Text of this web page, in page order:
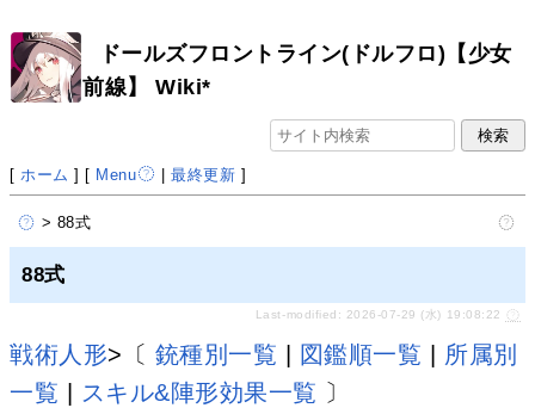
ドールズフロントライン(ドルフロ)【少女
前線】 Wiki*
[ ホーム ] [ Menu |最終更新 ]
> 88式
88式
Last-modified: 2026-07-29 (水) 19:08:22
戦術人形>〔 銃種別一覧 図鑑順一覧
所属別
一覧
スキル&陣形効果一覧 〕